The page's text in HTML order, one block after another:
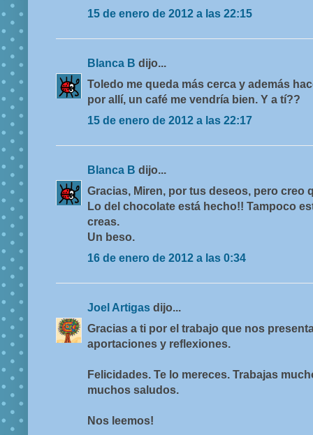
15 de enero de 2012 a las 22:15
Blanca B dijo...
Toledo me queda más cerca y además
por allí, un café me vendría bien. Y a tí??
15 de enero de 2012 a las 22:17
Blanca B dijo...
Gracias, Miren, por tus deseos, pero creo
Lo del chocolate está hecho!! Tampoco
creas.
Un beso.
16 de enero de 2012 a las 0:34
Joel Artigas dijo...
Gracias a ti por el trabajo que nos
aportaciones y reflexiones.
Felicidades. Te lo mereces. Trabajas
muchos saludos.
Nos leemos!